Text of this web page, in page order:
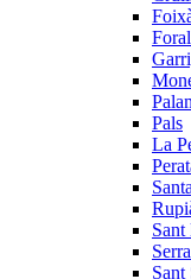
Pals
La
Sant
Sant